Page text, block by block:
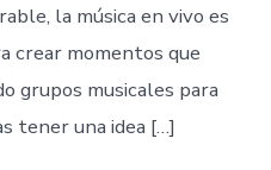
la música en vivo es
crear momentos que
grupos musicales para
tener una idea […]